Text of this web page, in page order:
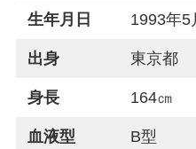
生年月日 1993年5
出身 東京都
身長 164㎝
血液型 B型